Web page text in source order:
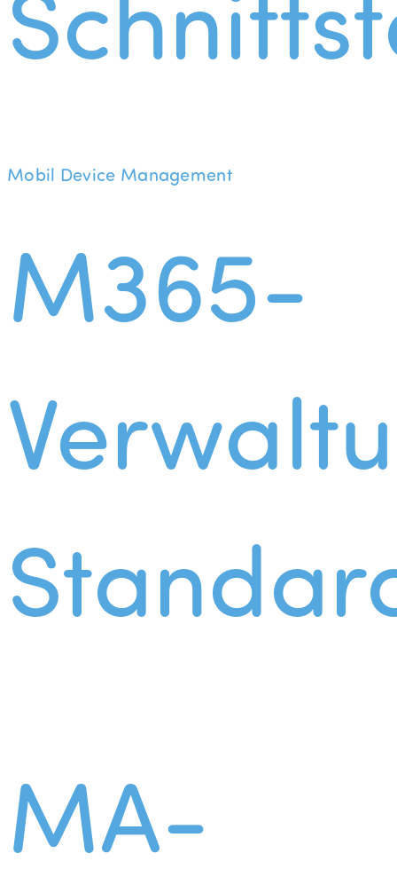
Mobil Device Management
M365-
MA-